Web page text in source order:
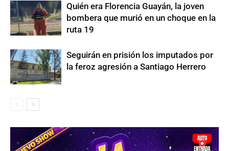
Quién era Florencia Guayán, la joven
bombera que murió en un choque en la
ruta 19
Seguirán en prisión los imputados por
la feroz agresión a Santiago Herrero